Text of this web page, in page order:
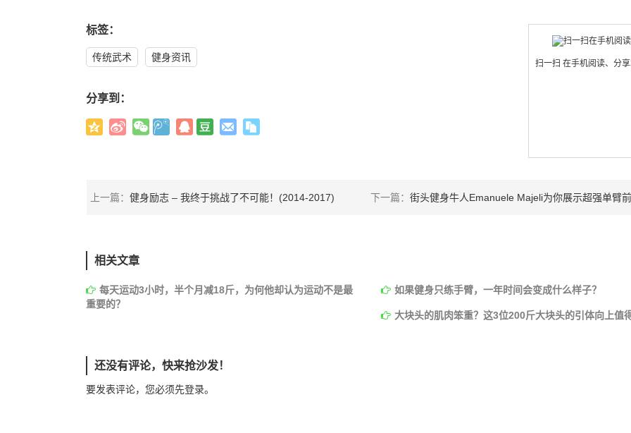
标签：
传统武术 健身资讯
分享到：
扫一扫 在手机阅读、分
上一篇： 健身励志 – 我终于挑战了不可能！(2014-2017) 下一篇： 街头健身牛人Emanuele Majeli为你展示超强单臂前水平
相关文章
每天运动3小时，半个月减18斤，为何他却认为运动不是最
重要的？
如果健身只练手臂，一年时间会变成什么样子？
大块头的肌肉笨重？这3位200斤大块头的引体向上值
还没有评论，快来抢沙发！
要发表评论，您必须先登录。